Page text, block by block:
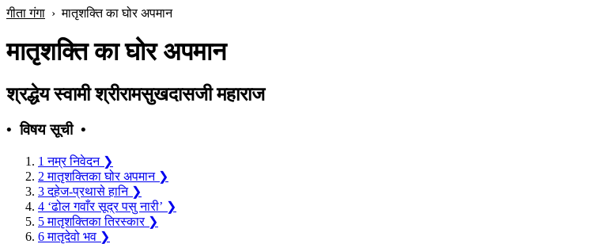
गीता गंगा ›मातृशक्ति का घोर अपमान
मातृशक्ति का घोर अपमान
श्रद्धेय स्वामी श्रीरामसुखदासजी महाराज
• विषय सूची •
1 नम्र निवेदन ❯
2 मातृशक्तिका घोर अपमान ❯
3 दहेज-प्रथासे हानि ❯
4 ‘ढोल गवाँर सूद्र पसु नारी’ ❯
5 मातृशक्तिका तिरस्कार ❯
6 मातृदेवो भव ❯